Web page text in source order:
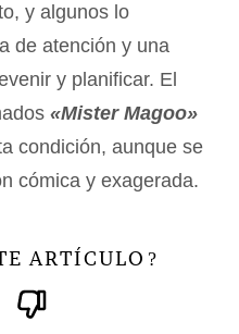
y algunos lo
de atención y una
y planificar. El
«Mister Magoo»
condición, aunque se
cómica y exagerada.
ARTÍCULO ?